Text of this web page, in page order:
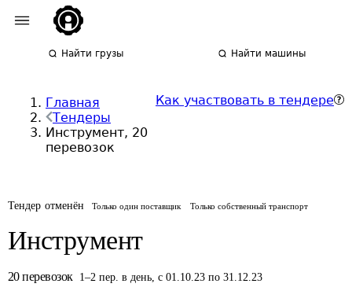
Найти грузы Найти машины
Главная
Тендеры
Инструмент, 20
перевозок
Как участвовать в тендере
Тендер отменён Только один поставщик Только собственный транспорт
Инструмент
20 перевозок 1–2 пер. в день, с 01.10.23 по 31.12.23